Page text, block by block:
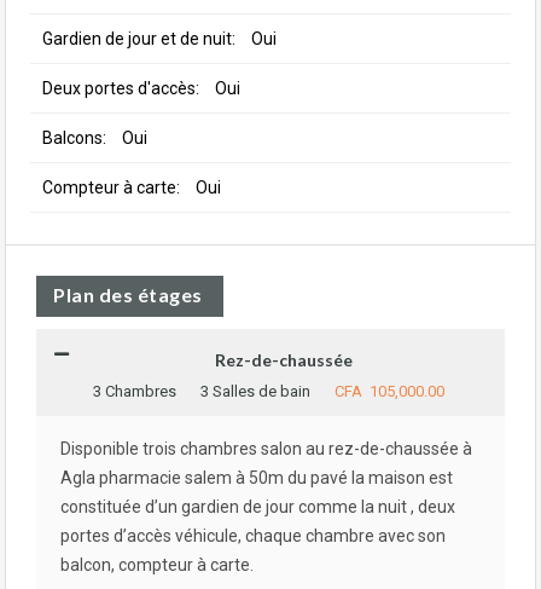
Gardien de jour et de nuit: Oui
Deux portes d'accès: Oui
Balcons: Oui
Compteur à carte: Oui
Plan des étages
Rez-de-chaussée
3 Chambres 3 Salles de bain CFA 105,000.00
Disponible trois chambres salon au rez-de-chaussée à
Agla pharmacie salem à 50m du pavé la maison est
constituée d’un gardien de jour comme la nuit , deux
portes d’accès véhicule, chaque chambre avec son
balcon, compteur à carte.